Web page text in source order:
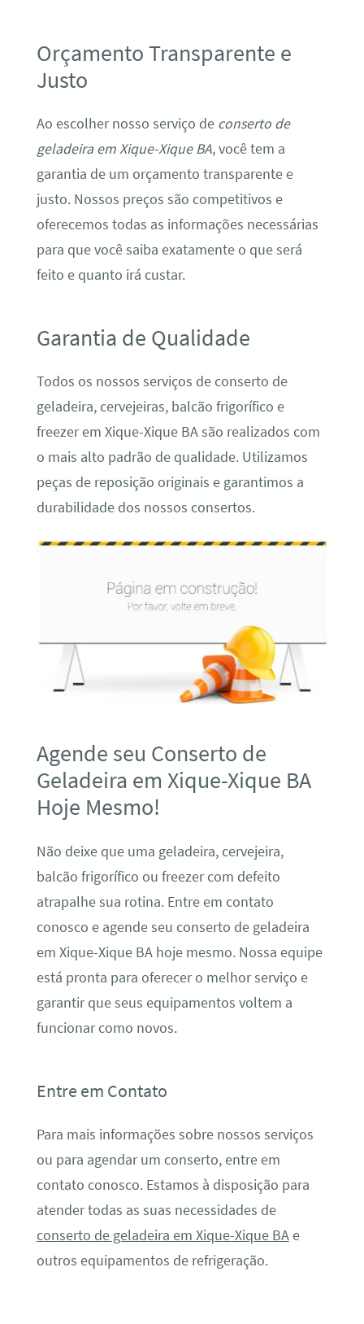
Orçamento Transparente e
Justo
Ao escolher nosso serviço de conserto de
geladeira em Xique-Xique BA, você tem a
garantia de um orçamento transparente e
justo. Nossos preços são competitivos e
oferecemos todas as informações necessárias
para que você saiba exatamente o que será
feito e quanto irá custar.
Garantia de Qualidade
Todos os nossos serviços de conserto de
geladeira, cervejeiras, balcão frigorífico e
freezer em Xique-Xique BA são realizados com
o mais alto padrão de qualidade. Utilizamos
peças de reposição originais e garantimos a
durabilidade dos nossos consertos.
Agende seu Conserto de
Geladeira em Xique-Xique BA
Hoje Mesmo!
Não deixe que uma geladeira, cervejeira,
balcão frigorífico ou freezer com defeito
atrapalhe sua rotina. Entre em contato
conosco e agende seu conserto de geladeira
em Xique-Xique BA hoje mesmo. Nossa equipe
está pronta para oferecer o melhor serviço e
garantir que seus equipamentos voltem a
funcionar como novos.
Entre em Contato
Para mais informações sobre nossos serviços
ou para agendar um conserto, entre em
contato conosco. Estamos à disposição para
atender todas as suas necessidades de
conserto de geladeira em Xique-Xique BAe
outros equipamentos de refrigeração.